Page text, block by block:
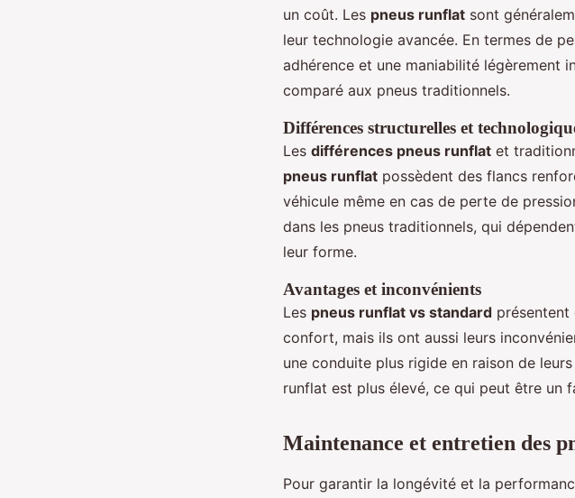
un coût. Les pneus runflat sont
leur technologie avancée. En termes de
adhérence et une maniabilité légèrement
comparé aux pneus traditionnels.
Différences structurelles et
Les différences pneus runflat et
pneus runflat possèdent des flancs
véhicule même en cas de perte de
dans les pneus traditionnels, qui
leur forme.
Avantages et inconvénients
Les pneus runflat vs standard présentent
confort, mais ils ont aussi leurs
une conduite plus rigide en raison de
runflat est plus élevé, ce qui peut être un
Maintenance et entretien des
Pour garantir la longévité et la